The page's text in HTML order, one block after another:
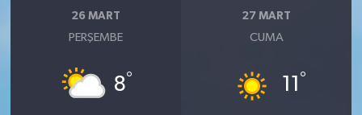
26 MART
PERŞEMBE
8°
27 MART
CUMA
11 °